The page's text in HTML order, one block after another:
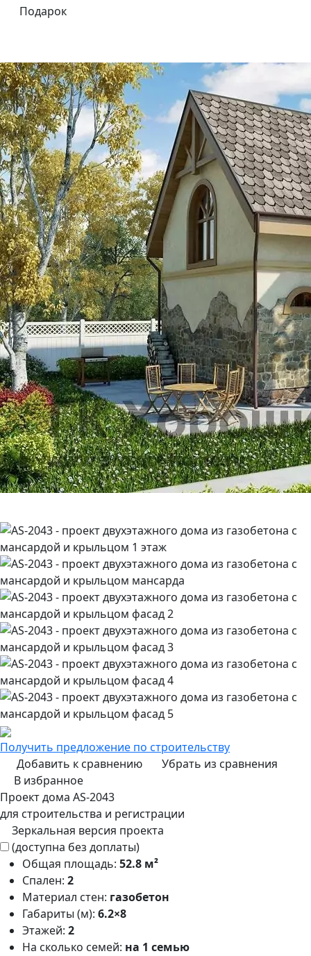
Подарок
Получить предложение по строительству
Добавить к сравнению
Убрать из сравнения
В избранное
Проект дома AS-2043
для строительства и регистрации
Зеркальная версия проекта
(доступна без доплаты)
Общая площадь: 52.8 м²
Спален: 2
Материал стен: газобетон
Габариты (м): 6.2×8
Этажей: 2
На сколько семей: на 1 семью